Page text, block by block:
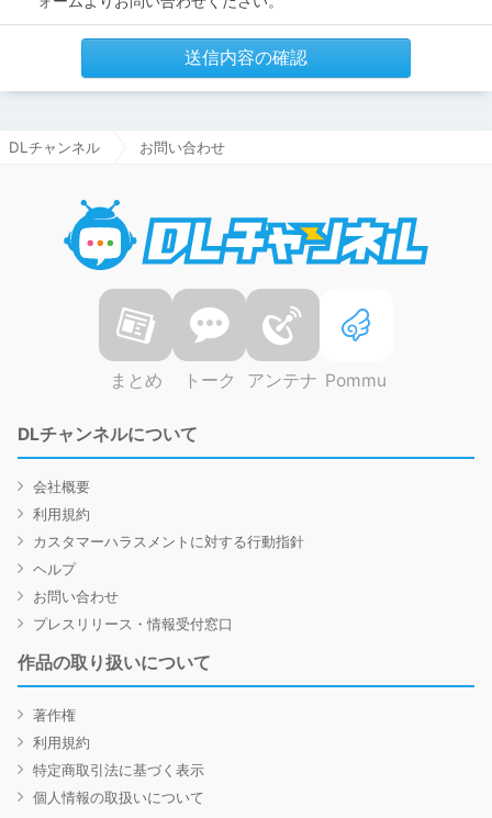
送信内容の確認
DLチャンネル お問い合わせ
まとめ トーク アンテナ Pommu
DLチャンネルについて
会社概要
利用規約
カスタマーハラスメントに対する行動指針
ヘルプ
お問い合わせ
プレスリリース・情報受付窓口
作品の取り扱いについて
著作権
利用規約
特定商取引法に基づく表示
個人情報の取扱いについて